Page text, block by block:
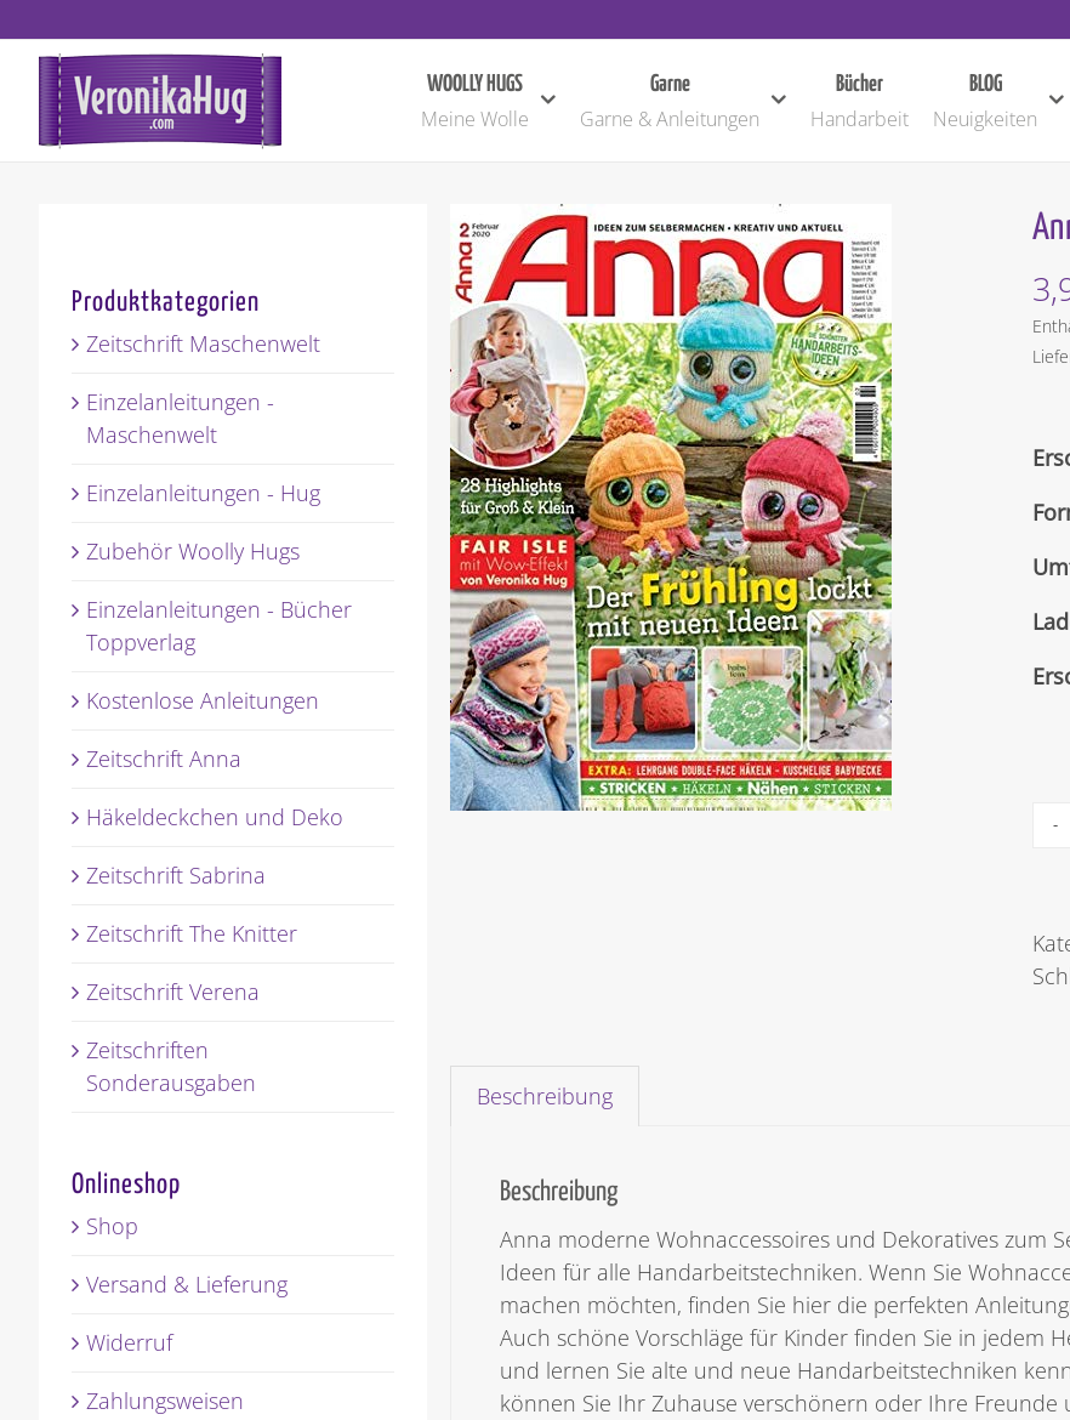
Inhalt
springen
WOOLLY HUGS
Meine Wolle
Garne
Garne & Anleitungen
Bücher
Handarbeit
BLOG
Neuigkeiten
Beschreibung
Beschreibung
Anna moderne Wohnaccessoires und Dekoratives zum
Ideen für alle Handarbeitstechniken. Wenn Sie
machen möchten, finden Sie hier die perfekten
Auch schöne Vorschläge für Kinder finden Sie in jedem
und lernen Sie alte und neue Handarbeitstechniken
können Sie Ihr Zuhause verschönern oder Ihre
Produktkategorien
Zeitschrift Maschenwelt
Einzelanleitungen -
Maschenwelt
Einzelanleitungen - Hug
Zubehör Woolly Hugs
Einzelanleitungen - Bücher
Toppverlag
Kostenlose Anleitungen
Zeitschrift Anna
Häkeldeckchen und Deko
Zeitschrift Sabrina
Zeitschrift The Knitter
Zeitschrift Verena
Zeitschriften
Sonderausgaben
Onlineshop
Shop
Versand & Lieferung
Widerruf
Zahlungsweisen